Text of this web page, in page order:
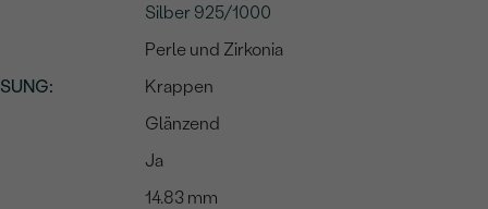
Silber 925/1000
Perle und Zirkonia
:
Krappen
Glänzend
Ja
14.83 mm